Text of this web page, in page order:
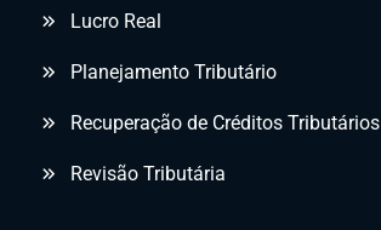
Lucro Real
Planejamento Tributário
Recuperação de Créditos Tributários
Revisão Tributária